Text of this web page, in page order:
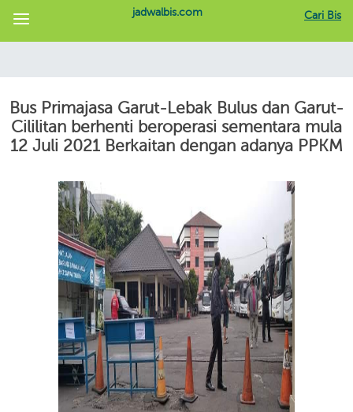
Cari Bis
jadwalbis.com
Bus Primajasa Garut-Lebak Bulus dan Garut-
Cililitan berhenti beroperasi sementara mula
12 Juli 2021 Berkaitan dengan adanya PPKM